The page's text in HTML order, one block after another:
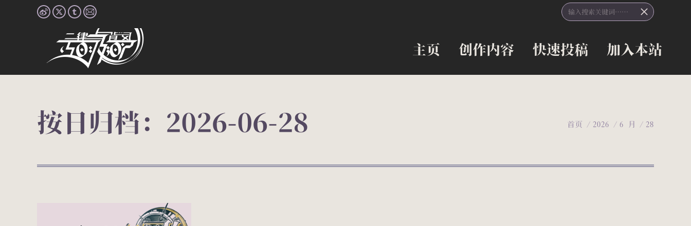
Weibo
page
opens
X
page
opens
in
Tumblr
page
opens
in
new
Mail
page
opens
in
new
Search:
主页 创作内容 快速投稿 加入本站
按日归档： 2026-06-28 您在这里：
首页 2026 6 月 28
快速投稿 加入本站